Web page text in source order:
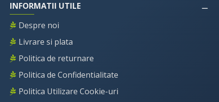
INFORMATII UTILE
Despre noi
Livrare si plata
Politica de returnare
Politica de Confidentialitate
Politica Utilizare Cookie-uri